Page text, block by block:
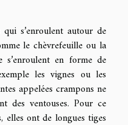
s’enroulent autour de
le chèvrefeuille ou la
en forme de
les vignes ou les
appelées crampons ne
des ventouses. Pour ce
elles ont de longues tiges